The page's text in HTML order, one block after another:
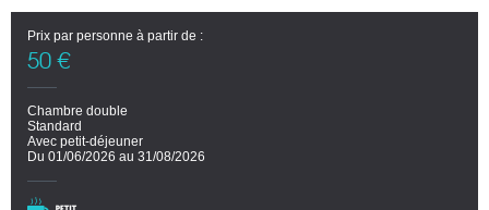
Prix par personne à partir de :
50 €
Chambre double
Standard
Avec petit-déjeuner
Du 01/06/2026 au 31/08/2026